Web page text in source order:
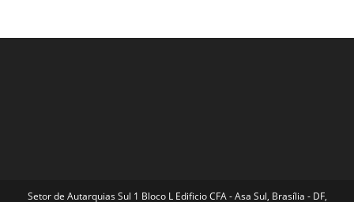
Setor de Autarquias Sul 1 Bloco L Edificio CFA - Asa Sul, Brasília - DF,